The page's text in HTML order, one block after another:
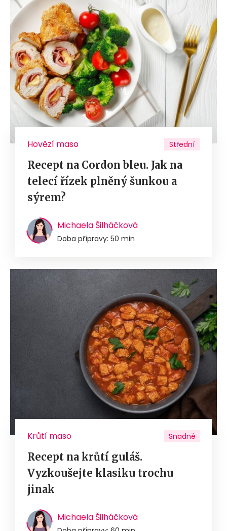
Hovězí maso Střední
Recept na Cordon bleu. Jak na
telecí řízek plněný šunkou a
sýrem?
Michaela Šilháčková
Doba přípravy: 50 min
Krůtí maso Snadné
Recept na krůtí guláš.
Vyzkoušejte klasiku trochu
jinak
Michaela Šilháčková